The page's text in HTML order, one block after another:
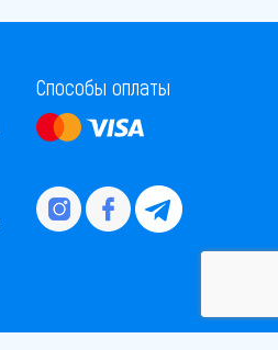
Способы оплаты